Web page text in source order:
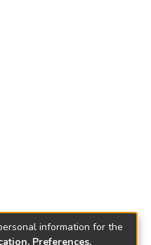
information for the
Preferences,